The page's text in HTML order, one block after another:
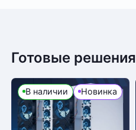
Готовые решения
В наличии Новинка